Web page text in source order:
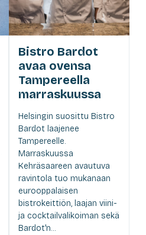
Bistro Bardot
avaa ovensa
Tampereella
marraskuussa
Helsingin suosittu Bistro
Bardot laajenee
Tampereelle.
Marraskuussa
Kehräsaareen avautuva
ravintola tuo mukanaan
eurooppalaisen
bistrokeittiön, laajan viini-
ja cocktailvalikoiman sekä
Bardot'n...